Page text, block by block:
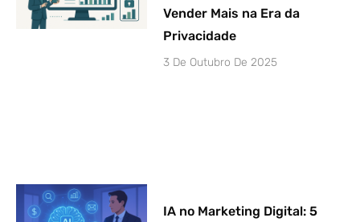
Vender Mais na Era da
Privacidade
3 De Outubro De 2025
IA no Marketing Digital: 5